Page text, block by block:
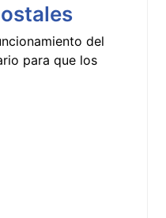
del
para que los